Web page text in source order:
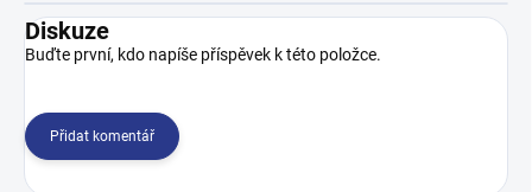
Diskuze
Buďte první, kdo napíše příspěvek k této položce.
Přidat komentář